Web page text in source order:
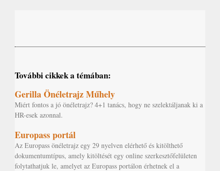
További cikkek a témában:
Gerilla Önéletrajz Műhely
Miért fontos a jó önéletrajz? 4+1 tanács, hogy ne szelektáljanak ki a
HR-esek azonnal.
Europass portál
Az Europass önéletrajz egy 29 nyelven elérhető és kitölthető
dokumentumtípus, amely kitöltését egy online szerkesztőfelületen
folytathatjuk le, amelyet az Europass portálon érhetnek el a